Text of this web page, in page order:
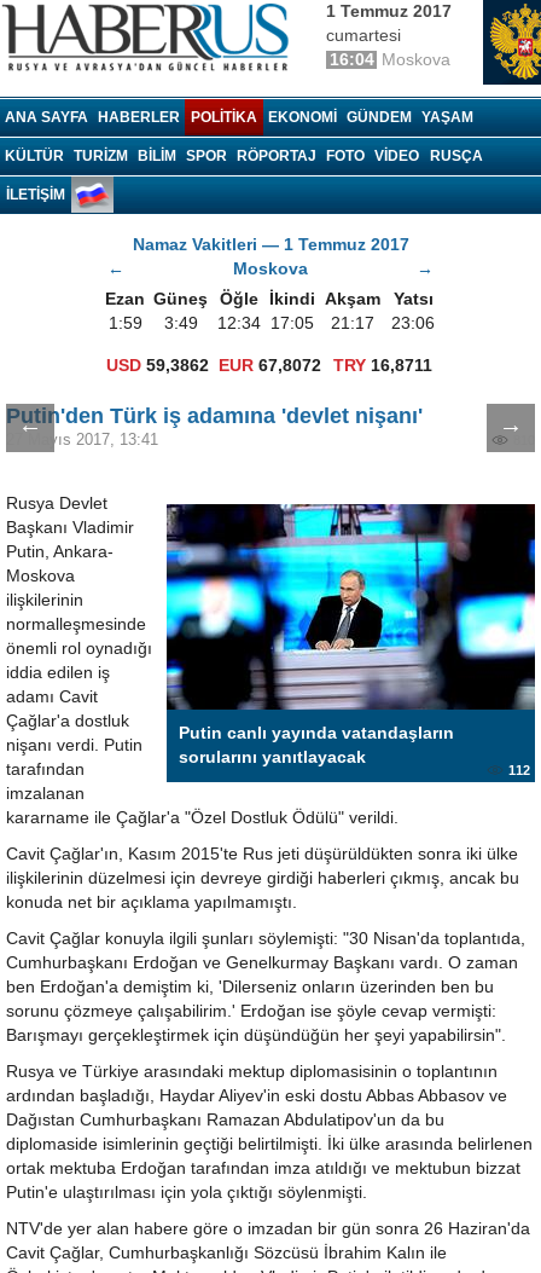
1 Temmuz 2017
cumartesi
16:04 Moskova
ANA SAYFA HABERLER POLITIKA EKONOMI GÜNDEM YAŞAM
KÜLTÜR TURIZM BILIM SPOR RÖPORTAJ FOTO VIDEO RUSÇA
İLETİŞİM
Namaz Vakitleri — 1 Temmuz 2017
←
Moskova
→
Ezan Güneş Öğle İkindi Akşam
Yatsı
1:59
3:49 12:34 17:05 21:17 23:06
USD 59,3862 EUR 67,8072 TRY 16,8711
← →
Putin'den Türk iş adamına 'devlet nişanı'
27 Mayıs 2017, 13:41
Putin canlı yayında vatandaşların
sorularını yanıtlayacak
112
Rusya Devlet
Başkanı Vladimir
Putin, Ankara-
Moskova
ilişkilerinin
normalleşmesinde
önemli rol oynadığı
iddia edilen iş
adamı Cavit
Çağlar'a dostluk
nişanı verdi. Putin
tarafından
imzalanan
kararname ile Çağlar'a "Özel Dostluk Ödülü" verildi.
Cavit Çağlar'ın, Kasım 2015'te Rus jeti düşürüldükten sonra iki ülke
ilişkilerinin düzelmesi için devreye girdiği haberleri çıkmış, ancak bu
konuda net bir açıklama yapılmamıştı.
Cavit Çağlar konuyla ilgili şunları söylemişti: "30 Nisan'da toplantıda,
Cumhurbaşkanı Erdoğan ve Genelkurmay Başkanı vardı. O zaman
ben Erdoğan'a demiştim ki, 'Dilerseniz onların üzerinden ben bu
sorunu çözmeye çalışabilirim.' Erdoğan ise şöyle cevap vermişti:
Barışmayı gerçekleştirmek için düşündüğün her şeyi yapabilirsin".
Rusya ve Türkiye arasındaki mektup diplomasisinin o toplantının
ardından başladığı, Haydar Aliyev'in eski dostu Abbas Abbasov ve
Dağıstan Cumhurbaşkanı Ramazan Abdulatipov'un da bu
diplomaside isimlerinin geçtiği belirtilmişti. İki ülke arasında belirlenen
ortak mektuba Erdoğan tarafından imza atıldığı ve mektubun bizzat
Putin'e ulaştırılması için yola çıktığı söylenmişti.
NTV'de yer alan habere göre o imzadan bir gün sonra 26 Haziran'da
Cavit Çağlar, Cumhurbaşkanlığı Sözcüsü İbrahim Kalın ile